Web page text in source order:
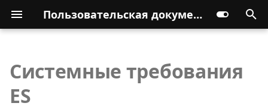
Пользовательская документация
Системные требования
ES